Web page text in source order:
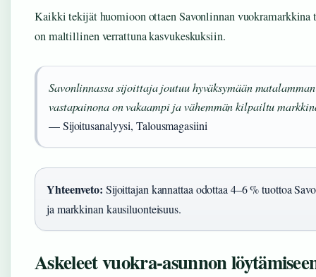
Kaikki tekijät huomioon ottaen Savonlinnan
on maltillinen verrattuna kasvukeskuksiin.
Savonlinnassa sijoittaja joutuu hyväksymään
vastapainona on vakaampi ja vähemmän kilpailtu
— Sijoitusanalyysi, Talousmagasiini
Yhteenveto: Sijoittajan kannattaa odottaa 4–6 % tuottoa
ja markkinan kausiluonteisuus.
Askeleet vuokra-asunnon